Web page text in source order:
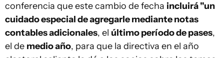
conferencia que este cambio de fecha incluirá "un
cuidado especial de agregarle mediante notas
contables adicionales, el último período de pases,
el de medio año, para que la directiva en el año